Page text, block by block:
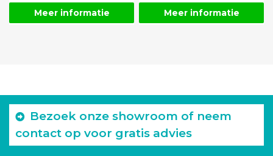
Meer informatie Meer informatie
Bezoek onze showroom of neem
contact op voor gratis advies